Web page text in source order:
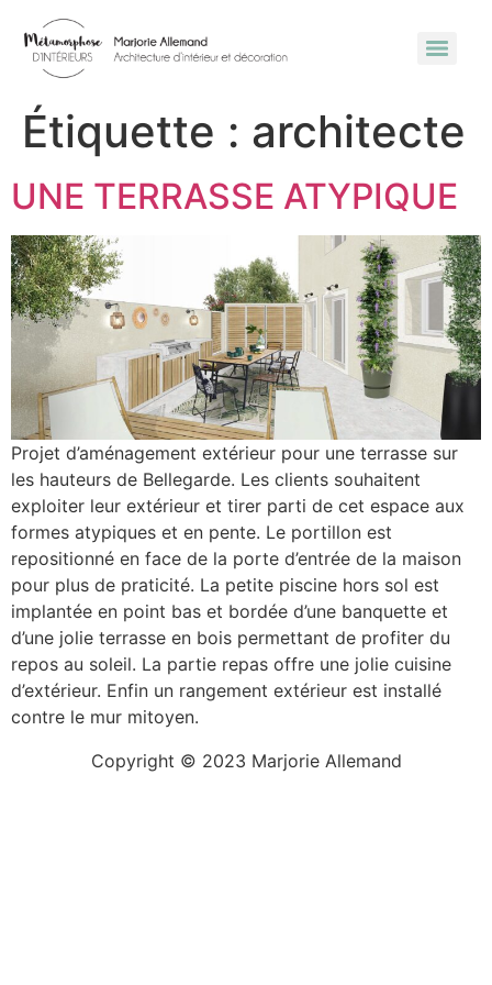
Étiquette : architecte
UNE TERRASSE ATYPIQUE
Projet d’aménagement extérieur pour une terrasse sur
les hauteurs de Bellegarde. Les clients souhaitent
exploiter leur extérieur et tirer parti de cet espace aux
formes atypiques et en pente. Le portillon est
repositionné en face de la porte d’entrée de la maison
pour plus de praticité. La petite piscine hors sol est
implantée en point bas et bordée d’une banquette et
d’une jolie terrasse en bois permettant de profiter du
repos au soleil. La partie repas offre une jolie cuisine
d’extérieur. Enfin un rangement extérieur est installé
contre le mur mitoyen.
Copyright © 2023 Marjorie Allemand